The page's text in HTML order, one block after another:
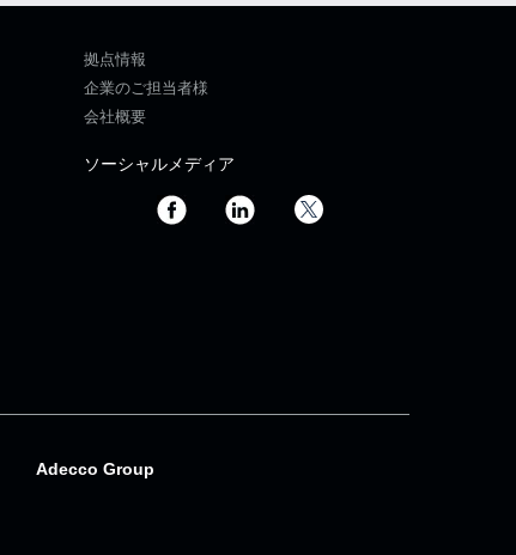
拠点情報
企業のご担当者様
会社概要
ソーシャルメディア
Adecco Group